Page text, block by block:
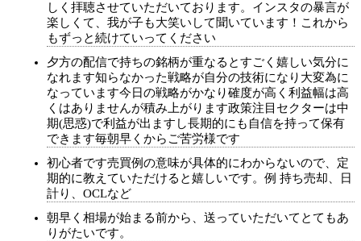
しく拝聴させていただいております。インスタの暴言が
楽しくて、我が子も大笑いして聞いています！これから
もずっと続けていってください
夕方の配信で持ちの銘柄が重なるとすごく嬉しい気分に
なれます知らなかった戦略が自分の技術になり大変為に
なっています今日の戦略がかなり確度が高く利益幅は高
くはありませんが積み上がります政策注目セクターは中
期(思惑)で利益が出ますし長期的にも自信を持って保有
できます毎朝早くからご苦労様です
初心者です売買例の意味が具体的にわからないので、定
期的に教えていただけると嬉しいです。例 持ち売却、日
計り、OCLなど
朝早く相場が始まる前から、送っていただいてとてもあ
りがたいです。